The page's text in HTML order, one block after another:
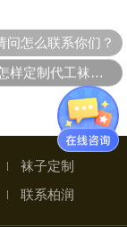
袜子定制
联系柏润
问怎么联系你们？